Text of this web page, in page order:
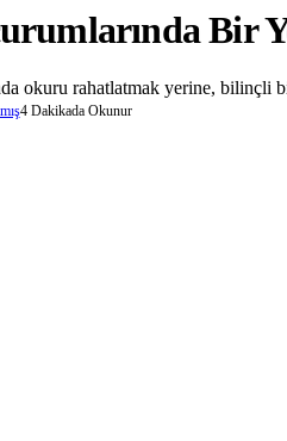
Bir
okuru rahatlatmak yerine, bilinçli
4 Dakikada Okunur